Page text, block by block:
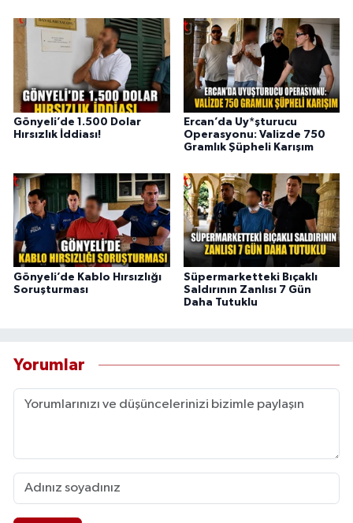
Gönyeli’de 1.500 Dolar
Hırsızlık İddiası!
Ercan’da Uy*şturucu
Operasyonu: Valizde 750
Gramlık Şüpheli Karışım
Gönyeli’de Kablo Hırsızlığı
Soruşturması
Süpermarketteki Bıçaklı
Saldırının Zanlısı 7 Gün
Daha Tutuklu
Yorumlar